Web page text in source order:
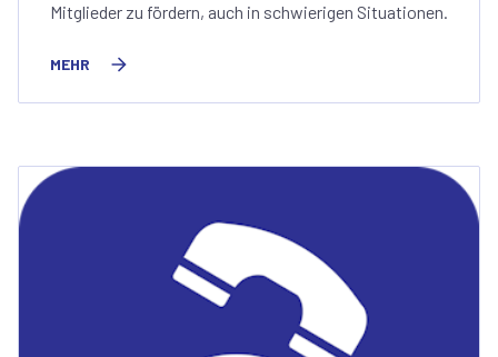
Mitglieder zu fördern, auch in schwierigen Situationen.
MEHR